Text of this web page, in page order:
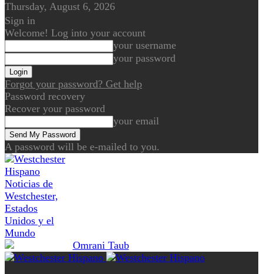
Thursday, August 6, 2026
Sign in
Welcome! Log into your account
your username
your password
Forgot your password? Get help
Password recovery
Recover your password
your email
A password will be e-mailed to you.
Noticias de
Westchester,
Estados
Unidos y el
Mundo